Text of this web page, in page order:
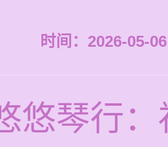
时间：2026-05-
悠琴行